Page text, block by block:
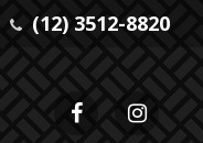
(12) 3512-8820